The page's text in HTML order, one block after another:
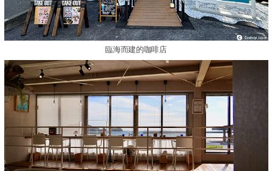
臨海而建的咖啡店